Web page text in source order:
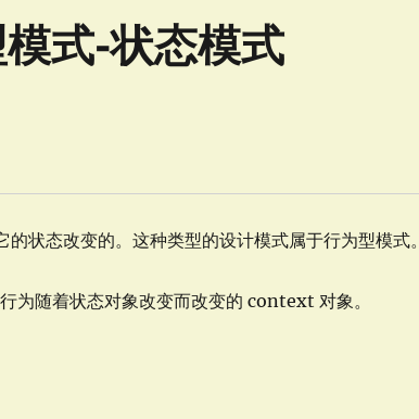
式-状态模式
状态改变的。这种类型的设计模式属于行为型模式。
为随着状态对象改变而改变的 context 对象。